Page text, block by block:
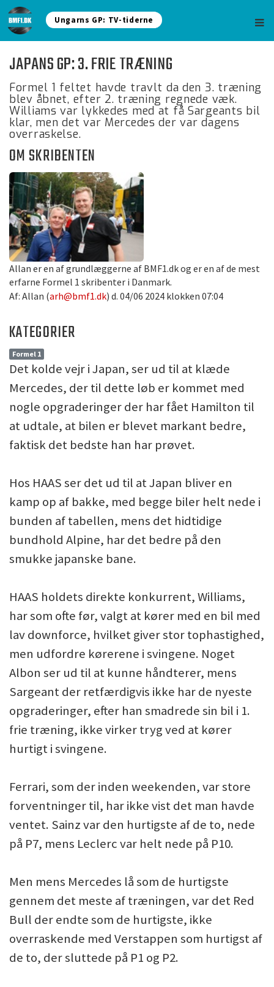
Ungarns GP: TV-tiderne
JAPANS GP: 3. FRIE TRÆNING
Formel 1 feltet havde travlt da den 3. træning
blev åbnet, efter 2. træning regnede væk.
Williams var lykkedes med at få Sargeants bil
klar, men det var Mercedes der var dagens
overraskelse.
OM SKRIBENTEN
Allan er en af grundlæggerne af BMF1.dk og er en af de mest
erfarne Formel 1 skribenter i Danmark.
Af: Allan (arh@bmf1.dk) d. 04/06 2024 klokken 07:04
KATEGORIER
Formel 1
Det kolde vejr i Japan, ser ud til at klæde
Mercedes, der til dette løb er kommet med
nogle opgraderinger der har fået Hamilton til
at udtale, at bilen er blevet markant bedre,
faktisk det bedste han har prøvet.
Hos HAAS ser det ud til at Japan bliver en
kamp op af bakke, med begge biler helt nede i
bunden af tabellen, mens det hidtidige
bundhold Alpine, har det bedre på den
smukke japanske bane.
HAAS holdets direkte konkurrent, Williams,
har som ofte før, valgt at kører med en bil med
lav downforce, hvilket giver stor tophastighed,
men udfordre kørerene i svingene. Noget
Albon ser ud til at kunne håndterer, mens
Sargeant der retfærdigvis ikke har de nyeste
opgraderinger, efter han smadrede sin bil i 1.
frie træning, ikke virker tryg ved at kører
hurtigt i svingene.
Ferrari, som der inden weekenden, var store
forventninger til, har ikke vist det man havde
ventet. Sainz var den hurtigste af de to, nede
på P7, mens Leclerc var helt nede på P10.
Men mens Mercedes lå som de hurtigste
gennem det meste af træningen, var det Red
Bull der endte som de hurtigste, ikke
overraskende med Verstappen som hurtigst af
de to, der sluttede på P1 og P2.